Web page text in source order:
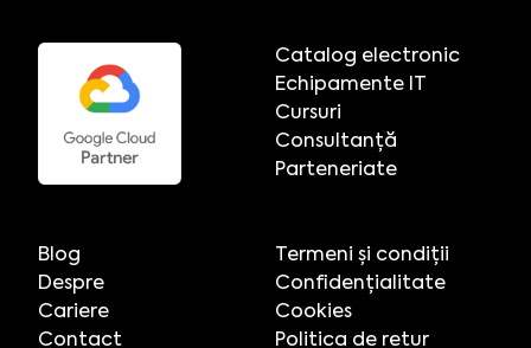
Catalog electronic
Echipamente IT
Cursuri
Consultanță
Parteneriate
Blog
Despre
Cariere
Contact
Termeni și condiții
Confidențialitate
Cookies
Politica de retur